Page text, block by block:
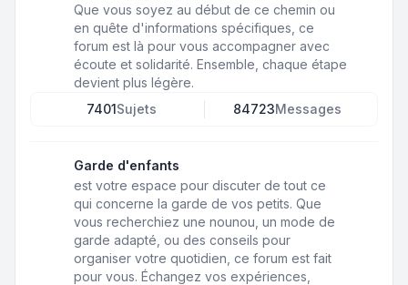
Que vous soyez au début de ce chemin ou
en quête d'informations spécifiques, ce
forum est là pour vous accompagner avec
écoute et solidarité. Ensemble, chaque étape
devient plus légère.
7401Sujets 84723Messages
Garde d'enfants
est votre espace pour discuter de tout ce
qui concerne la garde de vos petits. Que
vous recherchiez une nounou, un mode de
garde adapté, ou des conseils pour
organiser votre quotidien, ce forum est fait
pour vous. Échangez vos expériences,